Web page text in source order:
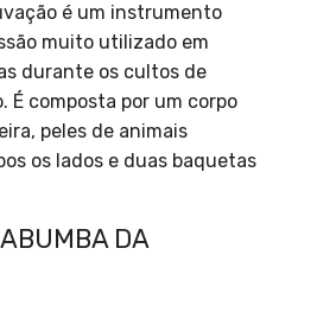
é um instrumento
muito utilizado em
durante os cultos de
É composta por um corpo
peles de animais
os lados e duas baquetas
DA